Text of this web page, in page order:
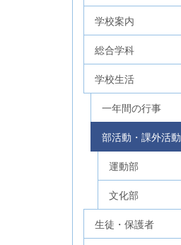
学校案内
総合学科
学校生活
一年間の行事
部活動・課外活動
運動部
文化部
生徒・保護者